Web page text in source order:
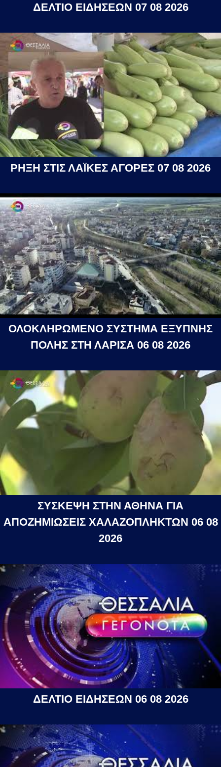
ΔΕΛΤΙΟ ΕΙΔΗΣΕΩΝ 07 08 2026
ΡΗΞΗ ΣΤΙΣ ΛΑΪΚΕΣ ΑΓΟΡΕΣ 07 08 2026
ΟΛΟΚΛΗΡΩΜΕΝΟ ΣΥΣΤΗΜΑ ΕΞΥΠΝΗΣ
ΠΟΛΗΣ ΣΤΗ ΛΑΡΙΣΑ 06 08 2026
ΣΥΣΚΕΨΗ ΣΤΗΝ ΑΘΗΝΑ ΓΙΑ
ΑΠΟΖΗΜΙΩΣΕΙΣ ΧΑΛΑΖΟΠΛΗΚΤΩΝ 06 08
2026
ΔΕΛΤΙΟ ΕΙΔΗΣΕΩΝ 06 08 2026